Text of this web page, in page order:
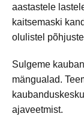
aastastele
kaitsemaski
olulistel
Sulgeme
mängualad.
ajaveetmist.